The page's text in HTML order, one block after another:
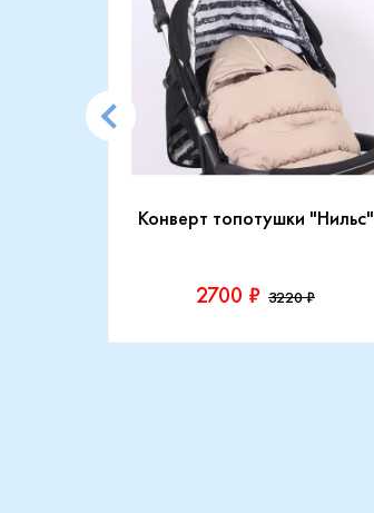
Конверт топотушки "Нильс"
2700 ₽ 3220 ₽
Производитель::